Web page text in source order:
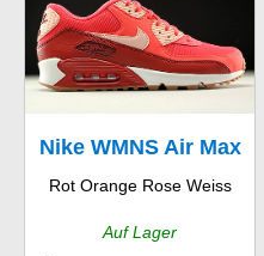
Nike WMNS Air Max
90 Essential
Rot Orange Rose Weiss
Auf Lager